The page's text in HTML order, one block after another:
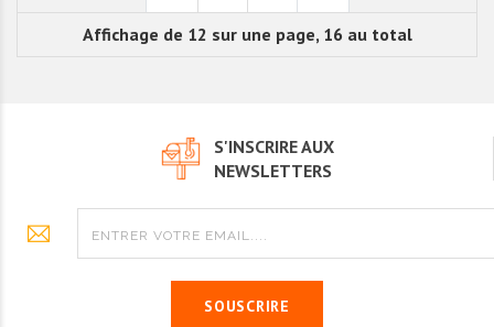
Affichage de 12 sur une page, 16 au total
S'INSCRIRE AUX
NEWSLETTERS
SOUSCRIRE